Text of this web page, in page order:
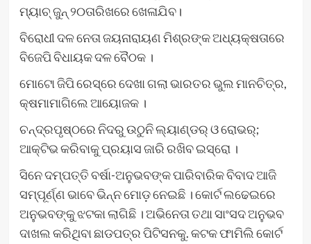
ମ୍ୟାଚ୍ ଜୁନ୍ ୨୦ତାରିଖରେ ଖେଳାଯିବ।
ବିରୋଧୀ ଦଳ ନେତା ଜୟନାରାୟଣ ମିଶ୍ରଙ୍କ ଅଧ୍ୟକ୍ଷତାରେ
ବିଜେପି ବିଧାୟକ ଦଳ ବୈଠକ ।
ମୋଟୋ ଜିପି ରେସ୍‌ରେ ଦେଖା ଗଲା ଭାରତର ଭୁଲ ମାନଚିତ୍ର,
କ୍ଷମାମାଗିଲେ ଆୟୋଜକ ।
ଚନ୍ଦ୍ରପୃଷ୍ଠରେ ନିଦରୁ ଉଠୁନି ଲ୍ୟାଣ୍ଡର୍ ଓ ରୋଭର୍;
ଆକ୍ଟିଭ କରିବାକୁ ପ୍ରୟାସ ଜାରି ରଖିବ ଇସ୍ରୋ ।
ସିନେ ଦମ୍ପତ୍ତି ବର୍ଷା-ଅନୁଭବଙ୍କ ପାରିବାରିକ ବିବାଦ ଆଜି
ସମ୍ପୂର୍ଣ୍ଣ ଭାବେ ଭିନ୍ନ ମୋଡ଼ ନେଇଛି । କୋର୍ଟ ଲଢେଇରେ
ଅନୁଭବଙ୍କୁ ଝଟକା ଲାଗିଛି । ଅଭିନେତା ତଥା ସାଂସଦ ଅନୁଭବ
ଦାଖଲ କରିଥିବା ଛାଡପତ୍ର ପିଟିସନକୁ. କଟକ ଫାମିଲି କୋର୍ଟ